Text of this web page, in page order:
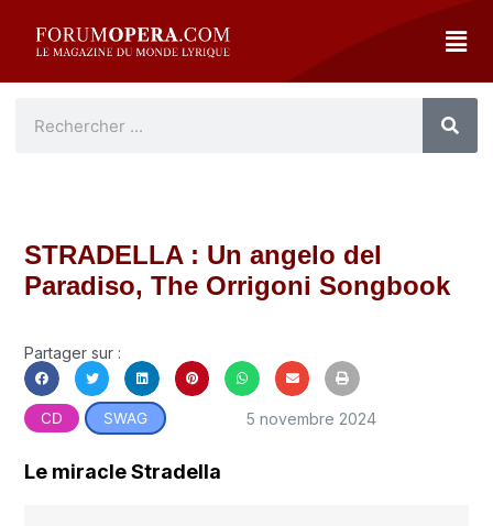
STRADELLA : Un angelo del
Paradiso, The Orrigoni Songbook
Partager sur :
CD SWAG 5 novembre 2024
Le miracle Stradella